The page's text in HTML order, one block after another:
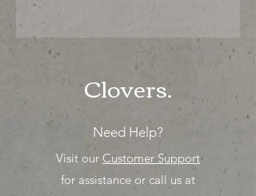
comprar o para surtir, solo los
mejores precios para tu tienda o
Clovers.
Need Help?
Visit our Customer Support
for assistance or call us at